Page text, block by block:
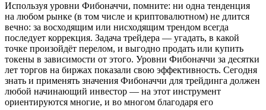
Используя уровни Фибоначчи, помните: ни одна тенденция
на любом рынке (в том числе и криптовалютном) не длится
вечно: за восходящим или нисходящим трендом всегда
последует коррекция. Задача трейдера — угадать, в какой
точке произойдёт перелом, и выгодно продать или купить
токены в зависимости от этого. Уровни Фибоначчи за десятки
лет торгов на биржах показали свою эффективность. Сегодня
знать и применять значения Фибоначчи для трейдинга должен
любой начинающий инвестор — на этот инструмент
ориентируются многие, и во многом благодаря его